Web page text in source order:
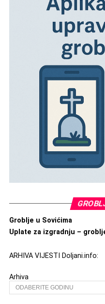
Groblje u Sovićima
Uplate za izgradnju –
ARHIVA VIJESTI Doljani.info:
Arhiva